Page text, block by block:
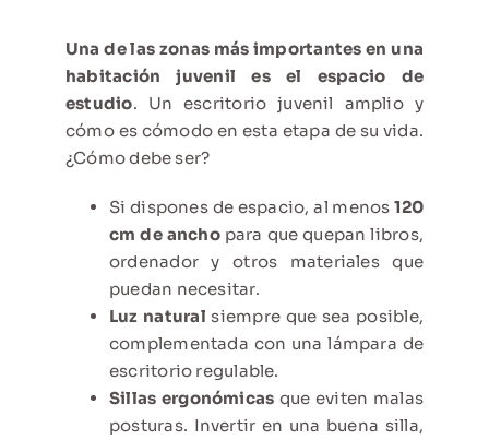
Una de las zonas más importantes en una
habitación juvenil es el espacio de
estudio. Un escritorio juvenil amplio y
cómo es cómodo en esta etapa de su vida.
¿Cómo debe ser?
Si dispones de espacio, al menos120
cm de anchopara que quepan libros,
ordenador y otros materiales que
puedan necesitar.
Luz natural siempre que sea posible,
complementada con una lámpara de
escritorio regulable.
Sillas ergonómicas que eviten malas
posturas. Invertir en una buena silla,